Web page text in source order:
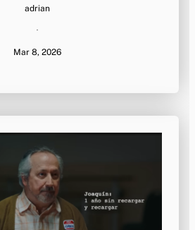
adrian
·
Mar 8, 2026